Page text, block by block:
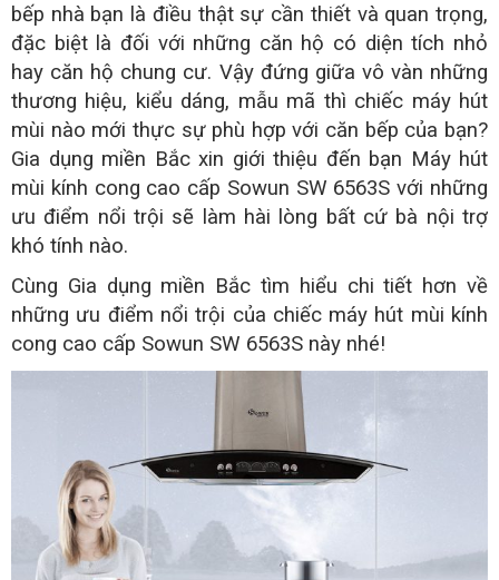
bếp nhà bạn là điều thật sự cần thiết và quan trọng,
đặc biệt là đối với những căn hộ có diện tích nhỏ
hay căn hộ chung cư. Vậy đứng giữa vô vàn những
thương hiệu, kiểu dáng, mẫu mã thì chiếc máy hút
mùi nào mới thực sự phù hợp với căn bếp của bạn?
Gia dụng miền Bắc xin giới thiệu đến bạn Máy hút
mùi kính cong cao cấp Sowun SW 6563Svới những
ưu điểm nổi trội sẽ làm hài lòng bất cứ bà nội trợ
khó tính nào.
Cùng Gia dụng miền Bắc tìm hiểu chi tiết hơn về
những ưu điểm nổi trội của chiếc máy hút mùi kính
cong cao cấp Sowun SW 6563S này nhé!